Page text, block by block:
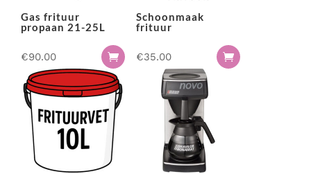
Serveer materialen
Servies & bestek
Speciale effecten
Stroom
Tafel accessoires
Tenten & parasols
Veiligheid, hygiëne & afvalverwerking
Gas frituur
propaan 21-25L
€90.00 
Schoonmaak
frituur
€35.00 